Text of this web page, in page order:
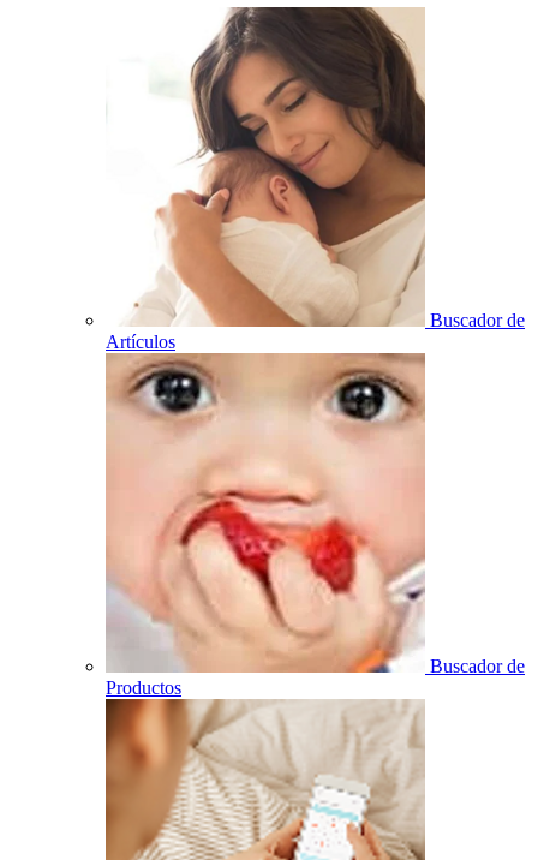
Buscador de
Artículos
Buscador de
Productos